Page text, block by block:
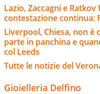
Lazio, Zaccagni e
contestazione continua:
Liverpool, Chiesa, non è
parte in panchina e
col Leeds
Tutte le notizie del
Gioielleria Delfino